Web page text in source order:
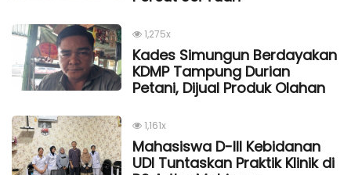
1,275x
Kades Simungun Berdayakan
KDMP Tampung Durian
Petani, Dijual Produk Olahan
1,161x
Mahasiswa D-III Kebidanan
UDI Tuntaskan Praktik Klinik di